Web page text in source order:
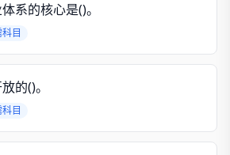
系的核心是()。
目
的()。
目